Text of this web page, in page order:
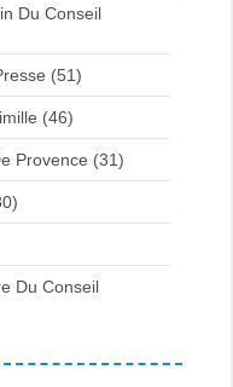
Du Conseil
(51)
(46)
Provence (31)
Du Conseil